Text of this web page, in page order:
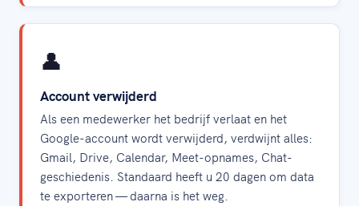
👤
Account verwijderd
Als een medewerker het bedrijf verlaat en het
Google-account wordt verwijderd, verdwijnt alles:
Gmail, Drive, Calendar, Meet-opnames, Chat-
geschiedenis. Standaard heeft u 20 dagen om data
te exporteren — daarna is het weg.